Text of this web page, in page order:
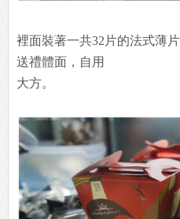
裡面裝著一共32片的法式薄
送禮體面，自用
大方。